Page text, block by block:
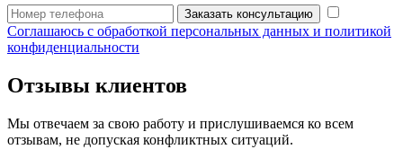
Заказать консультацию
Соглашаюсь с обработкой персональных данных и политикой
конфиденциальности
Отзывы клиентов
Мы отвечаем за свою работу и прислушиваемся ко всем
отзывам, не допуская конфликтных ситуаций.